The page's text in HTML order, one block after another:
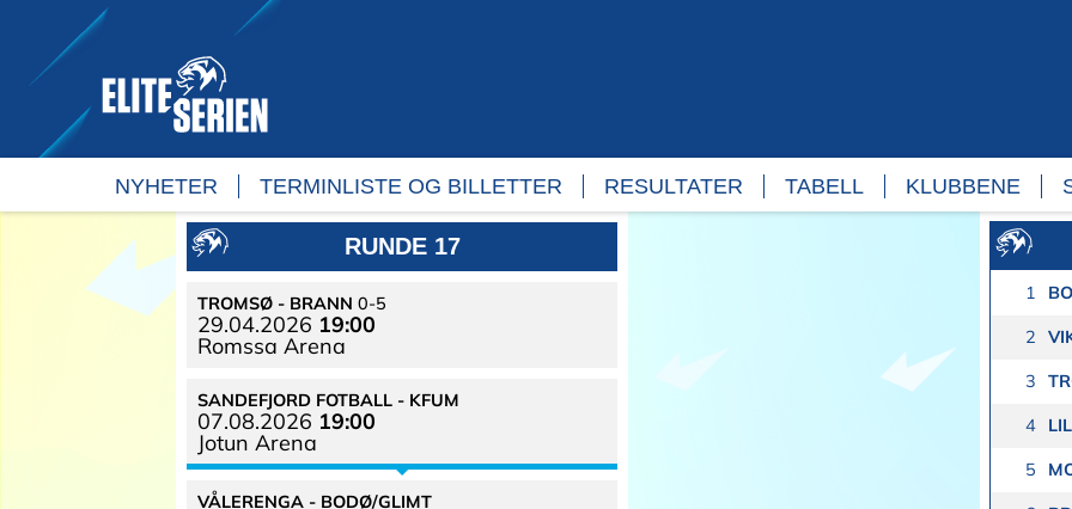
Forsiden
på
eliteserien.no
NYHETER TERMINLISTE OG BILLETTER RESULTATER TABELL KLUBBENE
RUNDE 17
TROMSØ BRANN 0-5
29.04.2026 19:00
Romssa Arena
SANDEFJORD FOTBALL KFUM
07.08.2026 19:00
Jotun Arena
VÅLERENGA BODØ/GLIMT
1
2
3
4
5